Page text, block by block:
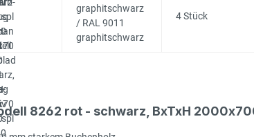
graphitschwarz
/ RAL 9011
graphitschwarz
4 Stück
8262 rot - schwarz, BxTxH